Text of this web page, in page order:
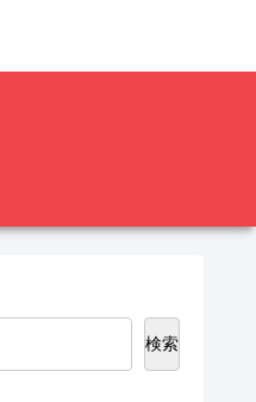
検索